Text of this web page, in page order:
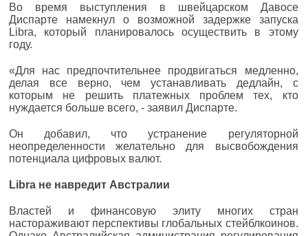
Во время выступления в швейцарском Давосе
Диспарте намекнул о возможной задержке запуска
Libra, который планировалось осуществить в этому
году.
«Для нас предпочтительнее продвигаться медленно,
делая все верно, чем устанавливать дедлайн, с
которым не решить платежных проблем тех, кто
нуждается больше всего, - заявил Диспарте.
Он добавил, что устранение регуляторной
неопределенности желательно для высвобождения
потенциала цифровых валют.
Libra не навредит Австралии
Властей и финансовую элиту многих стран
настораживают перспективы глобальных стейблкоинов.